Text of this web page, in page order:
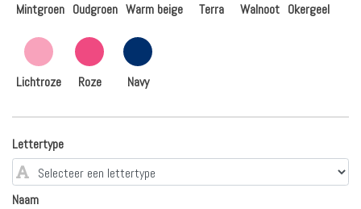
Mintgroen Oudgroen Warm beige Terra Walnoot Okergeel
Lichtroze Roze Navy
Lettertype
Naam